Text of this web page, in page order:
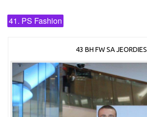
41. PS Fashion
43 BH FW SA JEORDIES